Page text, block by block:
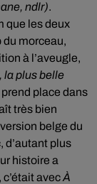
ndlr).
que les deux
du morceau,
à l’aveugle,
, la plus belle
place dans
très bien
belge du
d’autant plus
histoire a
avecÀ